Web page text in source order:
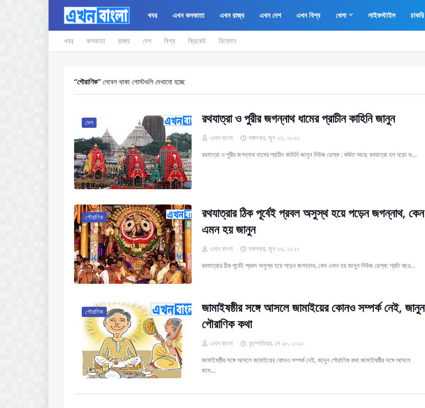
খবর এখন কলকাতা এখন রাজ্য এখন দেশ এখন বিশ্ব খেলা লাইফস্টাইল চাকরি
খবর কলকাতা রাজ্য দেশ বিশ্ব ক্রিকেট বিনোদন
পৌরাণিক লেবেল থাকা পোস্টগুলি দেখানো হচ্ছে
দেশ রথযাত্রা ও পুরীর জগন্নাথ ধামের প্রাচীন কাহিনি জানুন
এখন বাংলা
মঙ্গলবার, জুন ২৩, ২০২০
রথযাত্রা ও পুরীর জগন্নাথ ধামের প্রাচীন কাহিনি জানুন নিউজ ডেস্ক : কথিত আছে রথযাত্রা হল বড়ো ভ…
পৌরাণিক
রথযাত্রার ঠিক পূর্বেই প্রবল অসুস্থ হয়ে পড়েন জগন্নাথ, কেন
এমন হয় জানুন
এখন বাংলা
মঙ্গলবার, জুন ২৩, ২০২০
রথযাত্রার ঠিক পূর্বেই প্রবল অসুস্থ হয়ে পড়েন জগন্নাথ, কেন এমন হয় জানুন নিউজ ডেস্ক: প্রতি বছর…
পৌরাণিক
জামাইষষ্ঠীর সঙ্গে আসলে জামাইয়ের কোনও সম্পর্ক নেই, জানুন
পৌরাণিক কথা
এখন বাংলা
বৃহস্পতিবার, মে ২৮, ২০২০
জামাইষষ্ঠীর সঙ্গে আসলে জামাইয়ের কোনও সম্পর্ক নেই, জানুন পৌরাণিক কথা জামাইষষ্ঠীর সঙ্গে আসলে
জাম…